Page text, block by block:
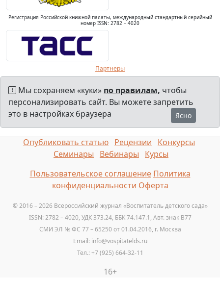
Регистрация Российской книжной палаты, международный стандартный серийный
номер ISSN: 2782 – 4020
Партнеры
Мы сохраняем «куки» по правилам, чтобы
персонализировать сайт. Вы можете запретить
это в настройках браузера
Ясно
Опубликовать статью Рецензии
Конкурсы
Семинары
Вебинары
Курсы
Пользовательское соглашение Политика
конфиденциальности Оферта
© 2016 – 2026 Всероссийский журнал «Воспитатель детского сада»
ISSN: 2782 – 4020, УДК 373.24, ББК 74.147.1, Авт. знак B77
СМИ ЭЛ № ФС 77 – 65250 от 01.04.2016, г. Москва
Email: info@vospitatelds.ru
Тел.: +7 (925) 664-32-11
16+